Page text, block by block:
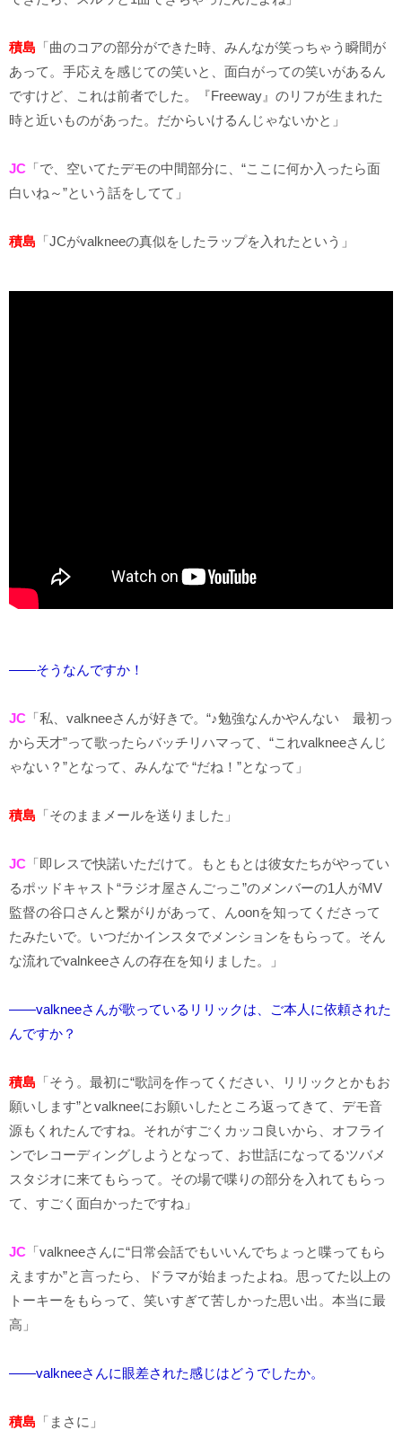
積島 「曲のコアの部分ができた時、みんなが笑っちゃう瞬間が
あって。手応えを感じての笑いと、面白がっての笑いがあるん
ですけど、これは前者でした。『Freeway』のリフが生まれた
時と近いものがあった。だからいけるんじゃないかと」
JC 「で、空いてたデモの中間部分に、“ここに何か入ったら面
白いね～”という話をしてて」
積島 「JCがvalkneeの真似をしたラップを入れたという」
――そうなんですか！
JC 「私、valkneeさんが好きで。“♪勉強なんかやんない 最初っ
から天才”って歌ったらバッチリハマって、“これvalkneeさんじ
ゃない？”となって、みんなで “だね！”となって」
積島 「そのままメールを送りました」
JC 「即レスで快諾いただけて。もともとは彼女たちがやってい
るポッドキャスト“ラジオ屋さんごっこ”のメンバーの1人がMV
監督の谷口さんと繋がりがあって、んoonを知ってくださって
たみたいで。いつだかインスタでメンションをもらって。そん
な流れでvalnkeeさんの存在を知りました。」
――valkneeさんが歌っているリリックは、ご本人に依頼された
んですか？
積島 「そう。最初に“歌詞を作ってください、リリックとかもお
願いします”とvalkneeにお願いしたところ返ってきて、デモ音
源もくれたんですね。それがすごくカッコ良いから、オフライ
ンでレコーディングしようとなって、お世話になってるツバメ
スタジオに来てもらって。その場で喋りの部分を入れてもらっ
て、すごく面白かったですね」
JC 「valkneeさんに“日常会話でもいいんでちょっと喋ってもら
えますか”と言ったら、ドラマが始まったよね。思ってた以上の
トーキーをもらって、笑いすぎて苦しかった思い出。本当に最
高」
――valkneeさんに眼差された感じはどうでしたか。
積島 「まさに」